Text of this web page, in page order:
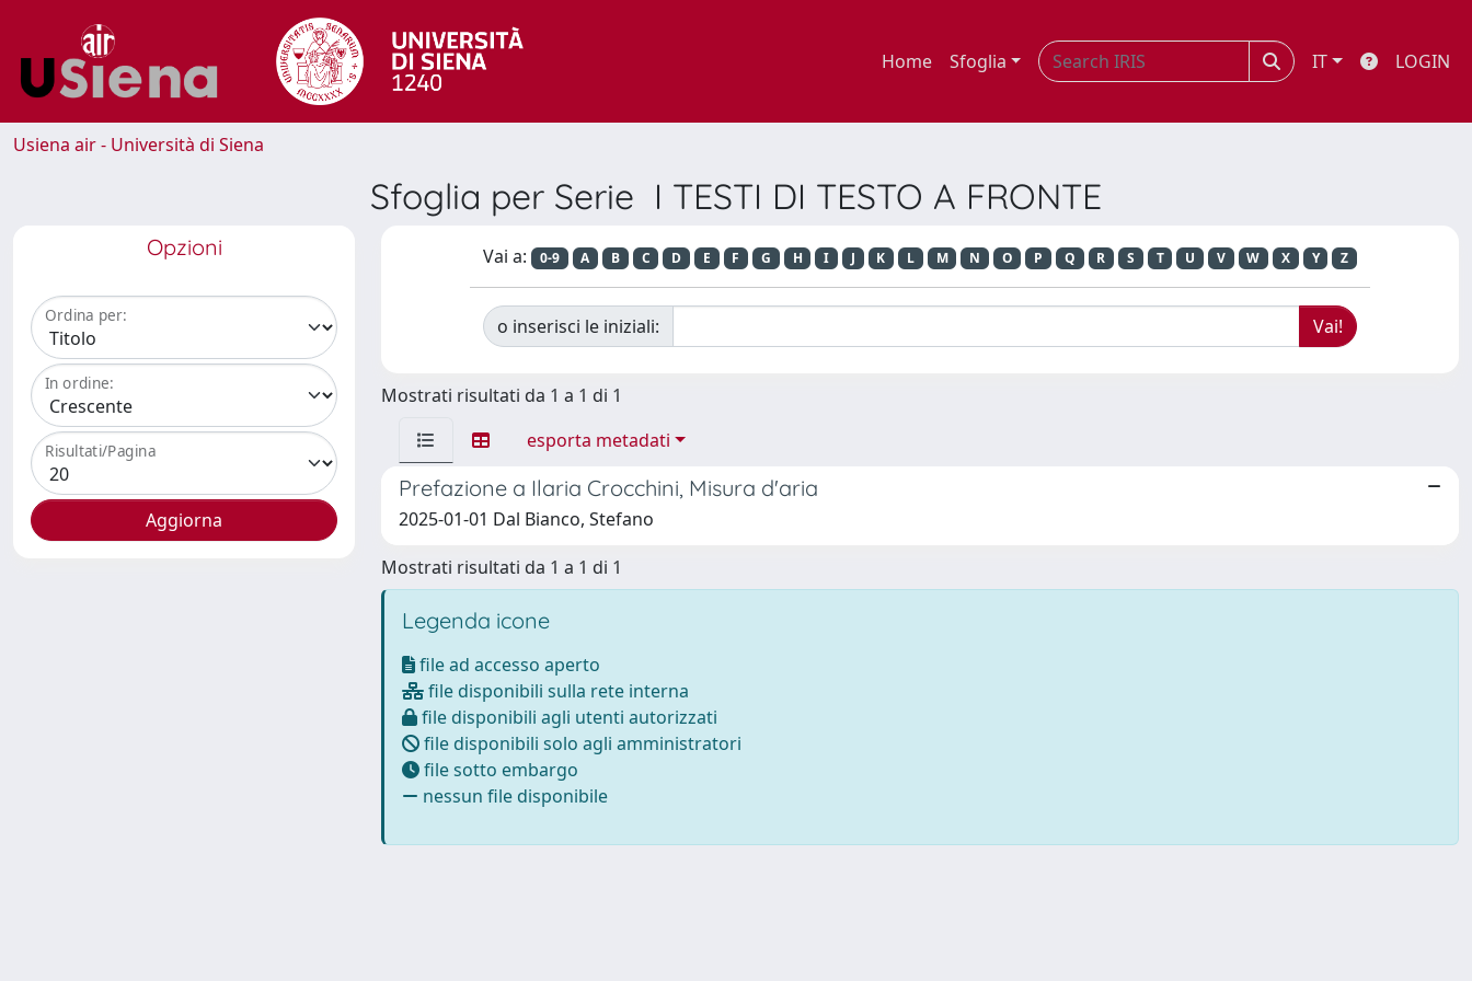
Home Sfoglia IT LOGIN
Usiena air - Università di Siena
Sfoglia per Serie I TESTI DI TESTO A FRONTE
Opzioni
Ordina per:
In ordine:
Risultati/Pagina
Vai a: 0-9 A B C D E F G H I J K L M N O P Q R S T U V W X Y Z
o inserisci le iniziali:
Mostrati risultati da 1 a 1 di 1
esporta metadati
Prefazione a Ilaria Crocchini, Misura d'aria
2025-01-01 Dal Bianco, Stefano
Mostrati risultati da 1 a 1 di 1
Legenda icone
file ad accesso aperto
file disponibili sulla rete interna
file disponibili agli utenti autorizzati
file disponibili solo agli amministratori
file sotto embargo
nessun file disponibile